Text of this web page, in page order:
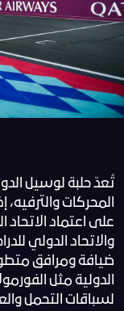
تُعدّ حلبة لوسيل
المحركات
على اعتماد الاتحاد
والاتحاد الدولي
ضيافة ومرافق
لسباقات التحمل